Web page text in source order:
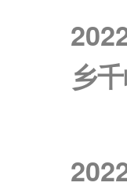
乡